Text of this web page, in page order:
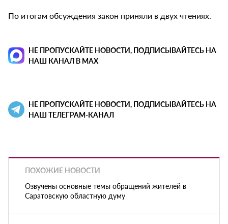
По итогам обсуждения закон приняли в двух чтениях.
НЕ ПРОПУСКАЙТЕ НОВОСТИ, ПОДПИСЫВАЙТЕСЬ НА
НАШ КАНАЛ В MAX
НЕ ПРОПУСКАЙТЕ НОВОСТИ, ПОДПИСЫВАЙТЕСЬ НА
НАШ ТЕЛЕГРАМ-КАНАЛ
ПОХОЖИЕ НОВОСТИ
Озвучены основные темы обращений жителей в
Саратовскую областную думу